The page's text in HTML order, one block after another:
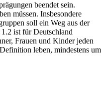
beendet sein.
müssen. Insbesondere
soll ein Weg aus der
ist für Deutschland
Frauen und Kinder jeden
leben, mindestens um